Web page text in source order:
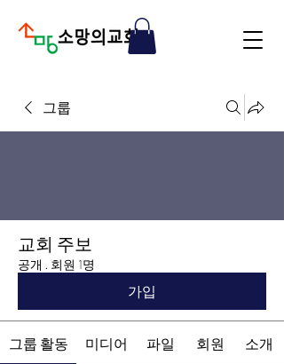
그룹
교회 주보
공개 · 회원 1명
가입
그룹 활동 미디어 파일 회원 소개